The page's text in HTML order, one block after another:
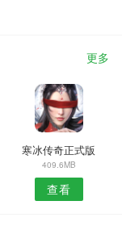
更多
寒冰传奇正式版
409.6MB
查看